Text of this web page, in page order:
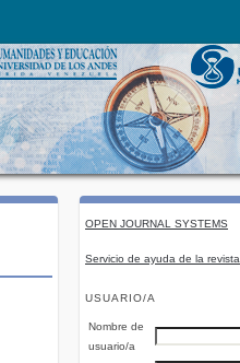
OPEN JOURNAL SYSTEMS
Servicio de ayuda de la revista
USUARIO/A
Nombre de
usuario/a